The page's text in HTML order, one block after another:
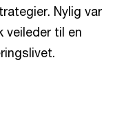
Nylig var
veileder til en